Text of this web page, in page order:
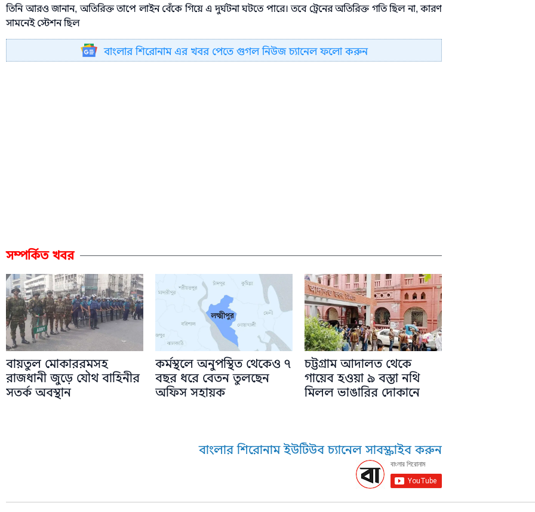
তিনি আরও জানান, অতিরিক্ত তাপে লাইন বেঁকে গিয়ে এ দুর্ঘটনা ঘটতে পারে। তবে ট্রেনের অতিরিক্ত গতি ছিল না, কারণ
সামনেই স্টেশন ছিল
বাংলার শিরোনাম এর খবর পেতে গুগল নিউজ চ্যানেল ফলো করুন
সম্পর্কিত খবর
বায়তুল মোকাররমসহ
রাজধানী জুড়ে যৌথ বাহিনীর
সতর্ক অবস্থান
কর্মস্থলে অনুপস্থিত থেকেও ৭
বছর ধরে বেতন তুলছেন
অফিস সহায়ক
চট্টগ্রাম আদালত থেকে
গায়েব হওয়া ৯ বস্তা নথি
মিলল ভাঙারির দোকানে
বাংলার শিরোনাম ইউটিউব চ্যানেল সাবস্ক্রাইব করুন